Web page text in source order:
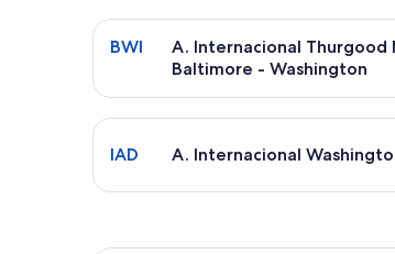
Seleccionar vuelo a A. Internacional
BWI
A. Internacional Thurgood
Baltimore - Washington
Seleccionar vuelo a A. Internacional
IAD A. Internacional